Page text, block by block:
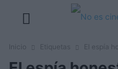
Inicio Etiquetas El espía